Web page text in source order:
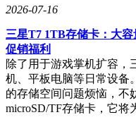
2026-07-16
三星T7 1TB存储卡：大
促销福利
除了用于游戏掌机扩容，
机、平板电脑等日常设备
的存储空间问题烦恼，不
microSD/TF存储卡，它